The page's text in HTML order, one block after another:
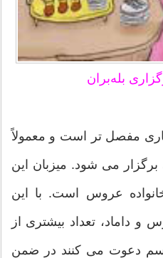
بله‌بران
مفصل تر است و معمولاً
برگزار می شود. میزبان این
عروس است. با این
داماد، تعداد بیشتری از
دعوت می کنند در ضمن